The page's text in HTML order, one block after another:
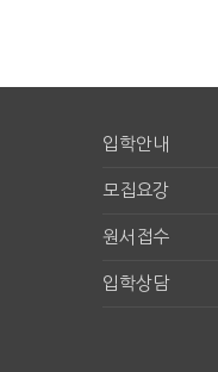
입학안내
모집요강
원서접수
입학상담